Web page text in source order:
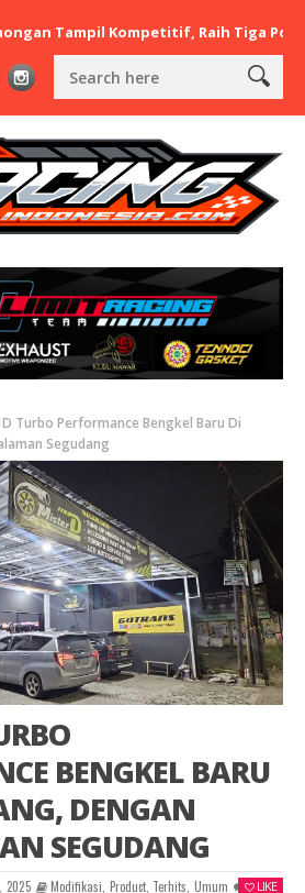
Tampil Kompetitif, Raih Tiga Podium di
Turbo Performance Bengkel Baru Di
Segudang
BENGKEL BARU
DENGAN
SEGUDANG
2025 Modifikasi, Product, Terhits,Umum 0 LIKE